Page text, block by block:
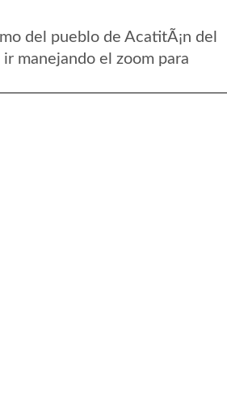
del pueblo de AcatitÃ¡n del
manejando el zoom para